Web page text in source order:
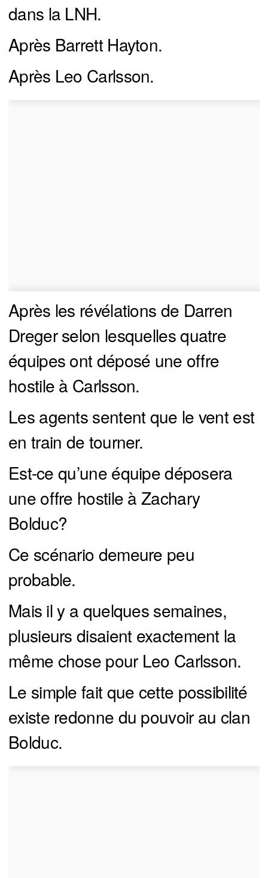
dans la LNH.
Après Barrett Hayton.
Après Leo Carlsson.
Après les révélations de Darren
Dreger selon lesquelles quatre
équipes ont déposé une offre
hostile à Carlsson.
Les agents sentent que le vent est
en train de tourner.
Est-ce qu’une équipe déposera
une offre hostile à Zachary
Bolduc?
Ce scénario demeure peu
probable.
Mais il y a quelques semaines,
plusieurs disaient exactement la
même chose pour Leo Carlsson.
Le simple fait que cette possibilité
existe redonne du pouvoir au clan
Bolduc.